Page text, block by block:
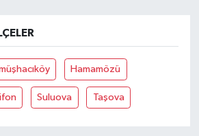
Hamamözü
Suluova Taşova